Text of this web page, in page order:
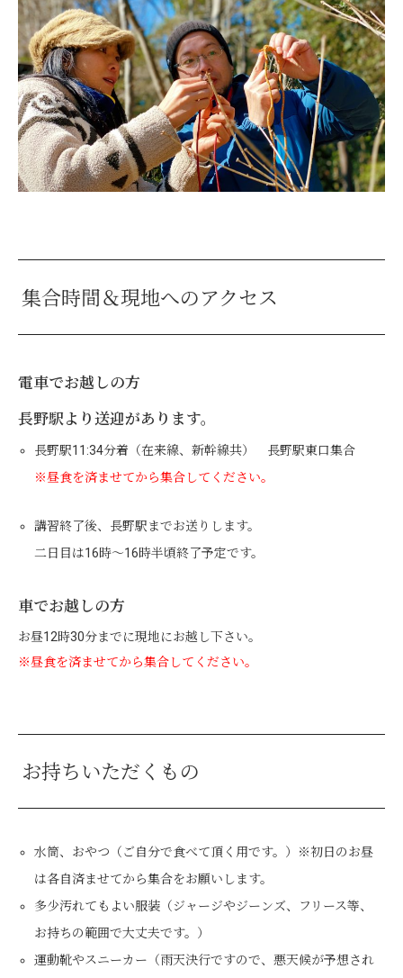
集合時間＆現地へのアクセス
電車でお越しの方
長野駅より送迎があります。
長野駅11:34分着（在来線、新幹線共） 長野駅東口集合
※昼食を済ませてから集合してください。
講習終了後、長野駅までお送りします。
二日目は16時〜16時半頃終了予定です。
車でお越しの方
お昼12時30分までに現地にお越し下さい。
※昼食を済ませてから集合してください。
お持ちいただくもの
水筒、おやつ（ご自分で食べて頂く用です。）※初日のお昼
は各自済ませてから集合をお願いします。
多少汚れてもよい服装（ジャージやジーンズ、フリース等、
お持ちの範囲で大丈夫です。）
運動靴やスニーカー（雨天決行ですので、悪天候が予想され